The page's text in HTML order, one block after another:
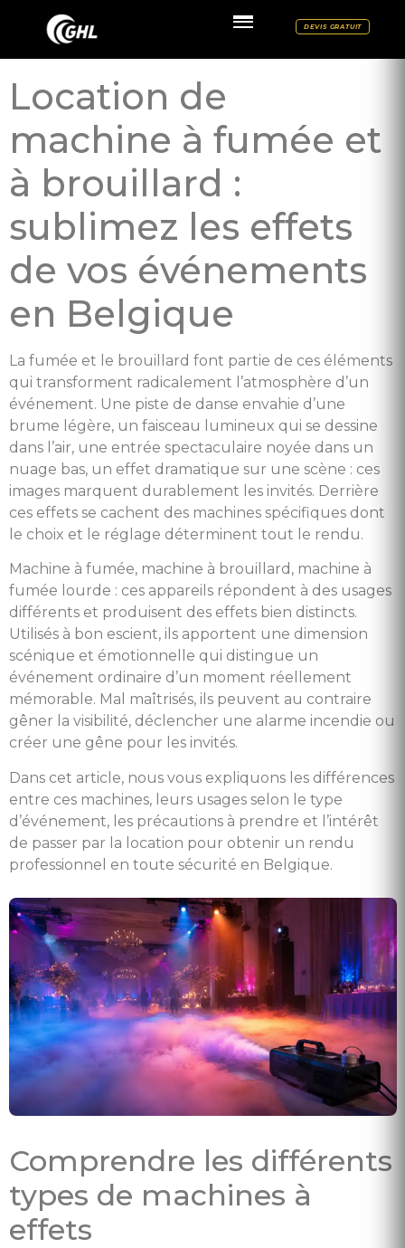
DEVIS GRATUIT
Location de
machine à fumée et
à brouillard :
sublimez les effets
de vos événements
en Belgique
La fumée et le brouillard font partie de ces éléments
qui transforment radicalement l’atmosphère d’un
événement. Une piste de danse envahie d’une
brume légère, un faisceau lumineux qui se dessine
dans l’air, une entrée spectaculaire noyée dans un
nuage bas, un effet dramatique sur une scène : ces
images marquent durablement les invités. Derrière
ces effets se cachent des machines spécifiques dont
le choix et le réglage déterminent tout le rendu.
Machine à fumée, machine à brouillard, machine à
fumée lourde : ces appareils répondent à des usages
différents et produisent des effets bien distincts.
Utilisés à bon escient, ils apportent une dimension
scénique et émotionnelle qui distingue un
événement ordinaire d’un moment réellement
mémorable. Mal maîtrisés, ils peuvent au contraire
gêner la visibilité, déclencher une alarme incendie ou
créer une gêne pour les invités.
Dans cet article, nous vous expliquons les différences
entre ces machines, leurs usages selon le type
d’événement, les précautions à prendre et l’intérêt
de passer par la location pour obtenir un rendu
professionnel en toute sécurité en Belgique.
Comprendre les différents
types de machines à
effets